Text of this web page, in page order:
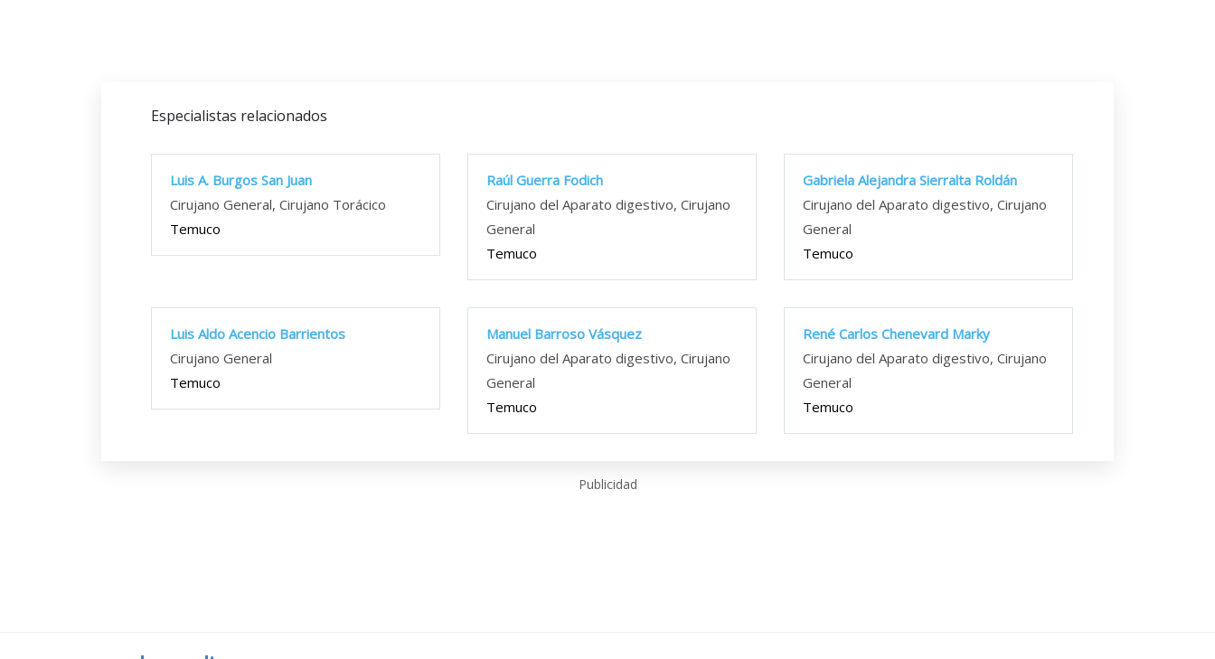
Especialistas relacionados
Luis A. Burgos San Juan
Cirujano General, Cirujano Torácico
Temuco
Raúl Guerra Fodich
Cirujano del Aparato digestivo, Cirujano
General
Temuco
Gabriela Alejandra Sierralta Roldán
Cirujano del Aparato digestivo, Cirujano
General
Temuco
Luis Aldo Acencio Barrientos
Cirujano General
Temuco
Manuel Barroso Vásquez
Cirujano del Aparato digestivo, Cirujano
General
Temuco
René Carlos Chenevard Marky
Cirujano del Aparato digestivo, Cirujano
General
Temuco
Publicidad